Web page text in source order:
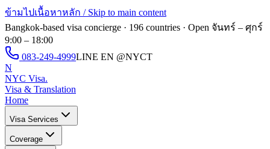
ข้ามไปเนื้อหาหลัก / Skip to main content
Bangkok-based visa concierge · 196 countries · Open จันทร์ – ศุกร์
9:00 – 18:00
083-249-4999LINE EN @NYCT
N
NYC Visa.
Visa & Translation
Home
Visa Services
Coverage